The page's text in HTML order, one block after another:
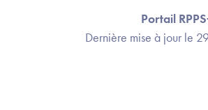
Portail
Dernière mise à jour le